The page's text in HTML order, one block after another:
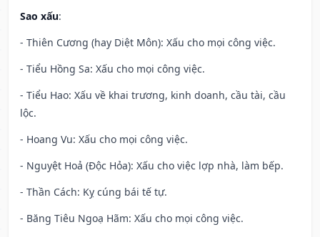
Sao xấu:
- Thiên Cương (hay Diệt Môn): Xấu cho mọi công việc.
- Tiểu Hồng Sa: Xấu cho mọi công việc.
- Tiểu Hao: Xấu về khai trương, kinh doanh, cầu tài, cầu
lộc.
- Hoang Vu: Xấu cho mọi công việc.
- Nguyệt Hoả (Độc Hỏa): Xấu cho việc lợp nhà, làm bếp.
- Thần Cách: Kỵ cúng bái tế tự.
- Băng Tiêu Ngoạ Hãm: Xấu cho mọi công việc.